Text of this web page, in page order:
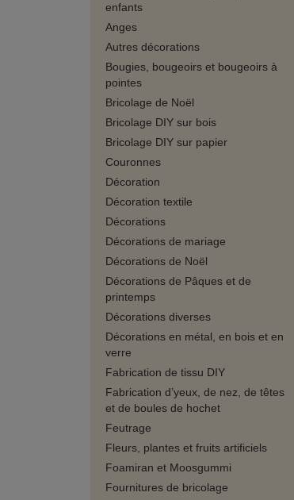
enfants
Anges
Autres décorations
Bougies, bougeoirs et bougeoirs à
pointes
Bricolage de Noël
Bricolage DIY sur bois
Bricolage DIY sur papier
Couronnes
Décoration
Décoration textile
Décorations
Décorations de mariage
Décorations de Noël
Décorations de Pâques et de
printemps
Décorations diverses
Décorations en métal, en bois et en
verre
Fabrication de tissu DIY
Fabrication d’yeux, de nez, de têtes
et de boules de hochet
Feutrage
Fleurs, plantes et fruits artificiels
Foamiran et Moosgummi
Fournitures de bricolage